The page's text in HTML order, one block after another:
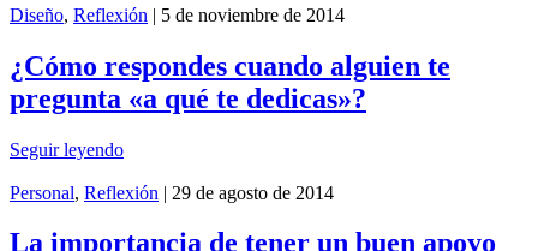
Diseño, Reflexión | 5 de noviembre de 2014
¿Cómo respondes cuando alguien te
pregunta «a qué te dedicas»?
Seguir leyendo
Personal, Reflexión | 29 de agosto de 2014
La importancia de tener un buen apoyo